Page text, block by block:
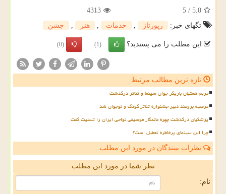
5.0
/
5
4313
تگهای خبر:
رپورتاژ خدمات هنر جشن
این مطلب را می پسندید؟ (1)
(0)
تازه ترین مطالب مرتبط
مریم همتیان بازیگر جوان سینما و تئاتر درگذشت
مرضیه برومند دبیر جشنواره تئاتر کودک و نوجوان شد
پزشکیان درگذشت چهره ماندگار موسیقی نواحی ایران را تسلیت گفت
چرا این سینمای پرخاطره تعطیل است؟
نظرات بینندگان در مورد این مطلب
نظر شما در مورد این مطلب
نام: